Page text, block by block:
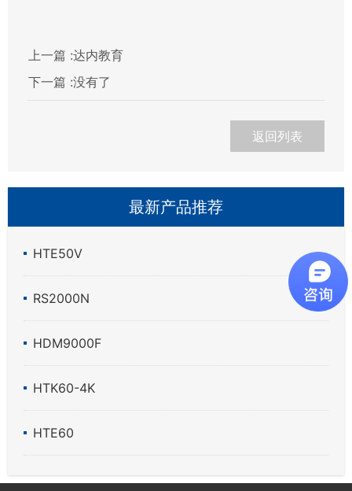
最新产品推荐
HTE50V
RS2000N
HDM9000F
HTK60-4K
HTE60
上一篇 :达内教育
下一篇 :没有了
返回列表